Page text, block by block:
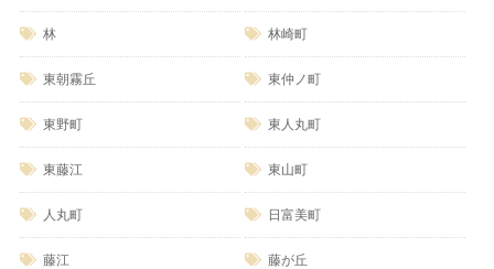
林 林崎町
東朝霧丘 東仲ノ町
東野町 東人丸町
東藤江 東山町
人丸町 日富美町
藤江 藤が丘